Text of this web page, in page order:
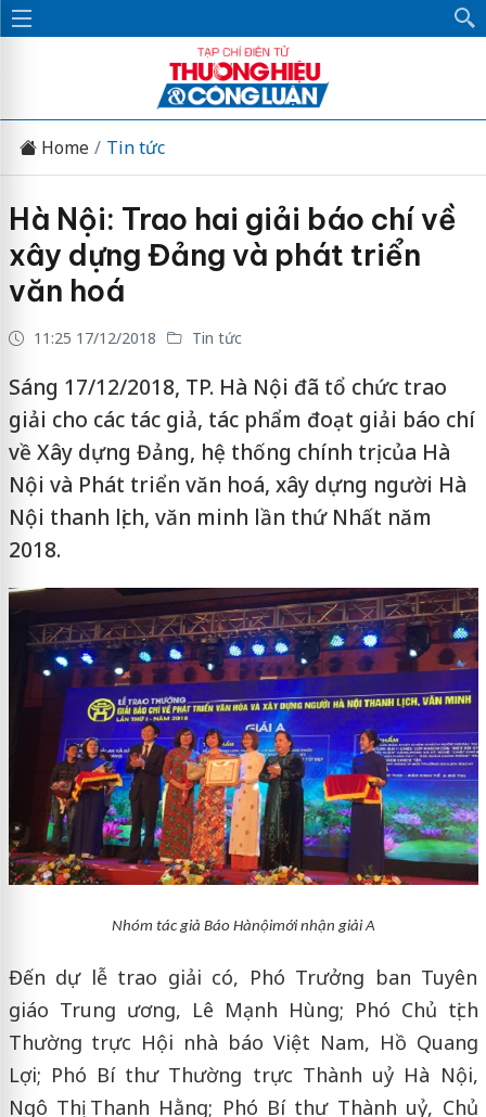
Home Tin tức
Hà Nội: Trao hai giải báo chí về
xây dựng Đảng và phát triển
văn hoá
11:25 17/12/2018 Tin tức
Sáng 17/12/2018, TP. Hà Nội đã tổ chức trao
giải cho các tác giả, tác phẩm đoạt giải báo chí
về Xây dựng Đảng, hệ thống chính trị của Hà
Nội và Phát triển văn hoá, xây dựng người Hà
Nội thanh lịch, văn minh lần thứ Nhất năm
2018.
Nhóm tác giả Báo Hànộimới nhận giải A
Đến dự lễ trao giải có, Phó Trưởng ban Tuyên
giáo Trung ương, Lê Mạnh Hùng; Phó Chủ tịch
Thường trực Hội nhà báo Việt Nam, Hồ Quang
Lợi; Phó Bí thư Thường trực Thành uỷ Hà Nội,
Ngô Thị Thanh Hằng; Phó Bí thư Thành uỷ, Chủ